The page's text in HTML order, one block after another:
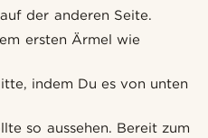
der anderen Seite.
ersten Ärmel wie
indem Du es von unten
so aussehen. Bereit zum